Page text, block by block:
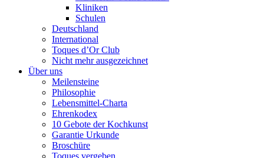
Kliniken
Schulen
Deutschland
International
Toques d’Or Club
Nicht mehr ausgezeichnet
Über uns
Meilensteine
Philosophie
Lebensmittel-Charta
Ehrenkodex
10 Gebote der Kochkunst
Garantie Urkunde
Broschüre
Toques vergeben